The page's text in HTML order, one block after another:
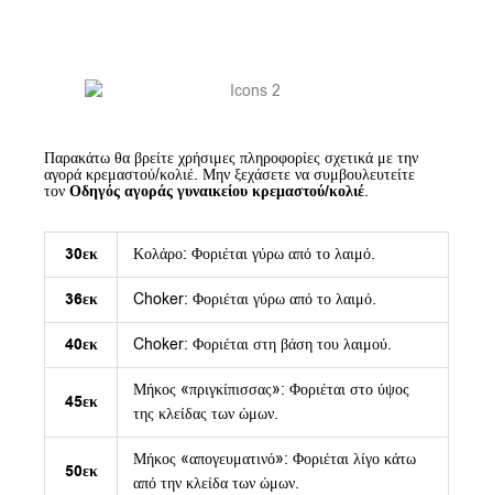
Παρακάτω θα βρείτε χρήσιμες πληροφορίες σχετικά με την
αγορά κρεμαστού/κολιέ. Μην ξεχάσετε να συμβουλευτείτε
τον Οδηγός αγοράς γυναικείου κρεμαστού/κολιέ.
30εκ Κολάρο: Φοριέται γύρω από το λαιμό.
36εκ Choker: Φοριέται γύρω από το λαιμό.
40εκ Choker: Φοριέται στη βάση του λαιμού.
45εκ
Μήκος «πριγκίπισσας»: Φοριέται στο ύψος
της κλείδας των ώμων.
50εκ
Μήκος «απογευματινό»: Φοριέται λίγο κάτω
από την κλείδα των ώμων.